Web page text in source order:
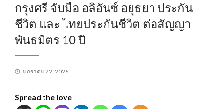
กรุงศรี จับมือ อลิอันซ์ อยุธยา ประกัน
ชีวิต และ ไทยประกันชีวิต ต่อสัญญา
พันธมิตร 10 ปี
Posted
มกราคม 22, 2026
Spread the love